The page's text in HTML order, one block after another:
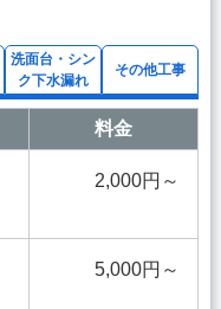
料金
2,000円～
5,000円～
洗面台・シン
ク下水漏れ
その他工事